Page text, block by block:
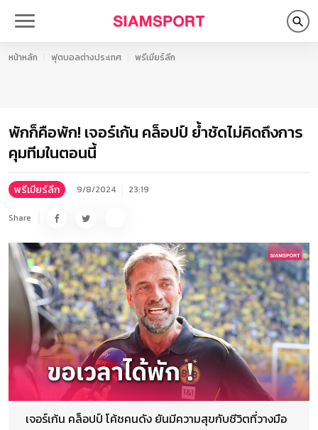
หน้าหลัก ฟุตบอลต่างประเทศ พรีเมียร์ลีก
พักก็คือพัก! เจอร์เก้น คล็อปป์ ย้ำชัดไม่คิดถึงการ
คุมทีมในตอนนี้
พรีเมียร์ลีก 9/8/2024 23:19
Share
เจอร์เก้น คล็อปป์ โค้ชคนดัง ยันมีความสุขกับชีวิตที่วางมือ